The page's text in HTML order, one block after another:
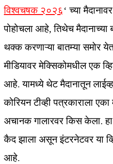
विश्वचषक २०२६‘ च्या
पोहोचला आहे, तिथेच
थक्क करणाऱ्या बातम्या समोर
मीडियावर मेक्सिकोमधील एक
आहे. यामध्ये थेट मैदानातून लाईव्ह
कोरियन टीव्ही पत्रकाराला
अचानक गालारवर किस केला.
कैद झाला असून इंटरनेटवर या
आहे.